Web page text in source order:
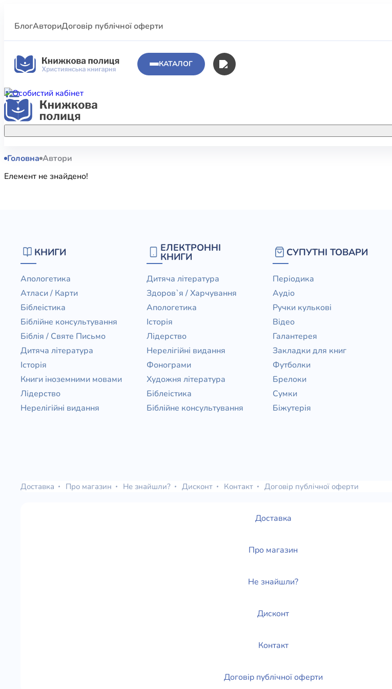
БлогАвториДоговір публічної оферти
КАТАЛОГ
Акційні пропозиції
Купуйте більше улюблених книжок за
Новинки
Свіжі надходження, актуальна
література та нові автори на нашій
полиці.
КНИГИ
Дитяча література
Книги іноземними мовами
Церковні традиції
Публіцистика
Богослів`я
Головна Автори
Елемент не знайдено!
КНИГИ
Апологетика
Атласи / Карти
Біблеістика
Біблійне консультування
Біблія / Святе Письмо
Дитяча література
Історія
Книги іноземними мовами
Лідерство
Нерелігійні видання
ЕЛЕКТРОННІ
КНИГИ
Дитяча література
Здоров`я / Харчування
Апологетика
Історія
Лідерство
Нерелігійні видання
Фонограми
Художня література
Біблеістика
Біблійне консультування
СУПУТНІ ТОВАРИ
Періодика
Аудіо
Ручки кулькові
Відео
Галантерея
Закладки для книг
Футболки
Брелоки
Сумки
Біжутерія
Доставка Про магазин Не знайшли? Дисконт Контакт Договір публічної оферти
Доставка
Про магазин
Не знайшли?
Дисконт
Контакт
Договір публічної оферти